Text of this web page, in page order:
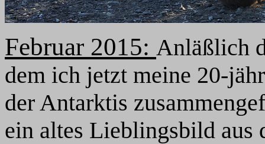
Februar 2015: Anläßlich
dem ich jetzt meine 20-
der Antarktis
ein altes Lieblingsbild aus